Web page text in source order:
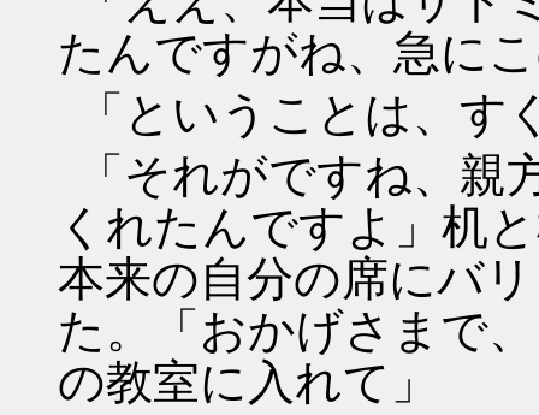
たんですがね、急に
「ということは、
「それがですね、
くれたんですよ」机
本来の自分の席にバ
た。「おかげさまで
の教室に入れて」